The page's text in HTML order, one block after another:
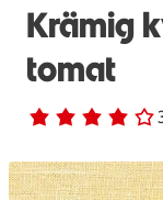
Krämig
tomat
Betyg 3.9 av 5.
34 personer har